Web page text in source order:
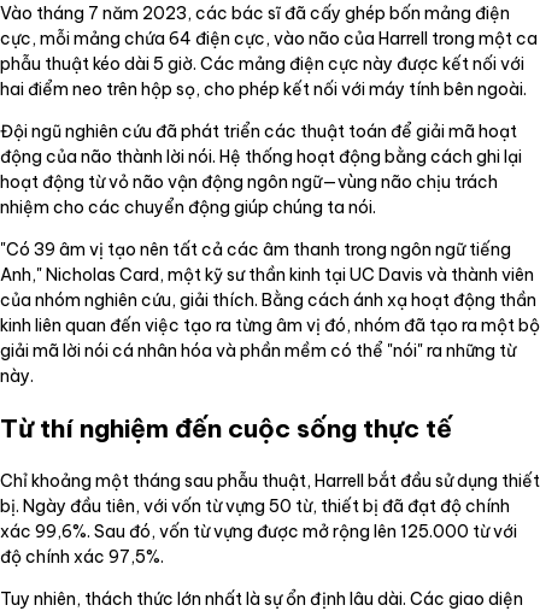
Vào tháng 7 năm 2023, các bác sĩ đã cấy ghép bốn mảng điện
cực, mỗi mảng chứa 64 điện cực, vào não của Harrell trong một ca
phẫu thuật kéo dài 5 giờ. Các mảng điện cực này được kết nối với
hai điểm neo trên hộp sọ, cho phép kết nối với máy tính bên ngoài.
Đội ngũ nghiên cứu đã phát triển các thuật toán để giải mã hoạt
động của não thành lời nói. Hệ thống hoạt động bằng cách ghi lại
hoạt động từ vỏ não vận động ngôn ngữ—vùng não chịu trách
nhiệm cho các chuyển động giúp chúng ta nói.
"Có 39 âm vị tạo nên tất cả các âm thanh trong ngôn ngữ tiếng
Anh," Nicholas Card, một kỹ sư thần kinh tại UC Davis và thành viên
của nhóm nghiên cứu, giải thích. Bằng cách ánh xạ hoạt động thần
kinh liên quan đến việc tạo ra từng âm vị đó, nhóm đã tạo ra một bộ
giải mã lời nói cá nhân hóa và phần mềm có thể "nói" ra những từ
này.
Từ thí nghiệm đến cuộc sống thực tế
Chỉ khoảng một tháng sau phẫu thuật, Harrell bắt đầu sử dụng thiết
bị. Ngày đầu tiên, với vốn từ vựng 50 từ, thiết bị đã đạt độ chính
xác 99,6%. Sau đó, vốn từ vựng được mở rộng lên 125.000 từ với
độ chính xác 97,5%.
Tuy nhiên, thách thức lớn nhất là sự ổn định lâu dài. Các giao diện